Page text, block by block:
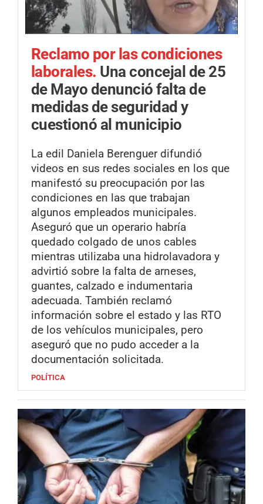
Reclamo por las condiciones
laborales. Una concejal de 25
de Mayo denunció falta de
medidas de seguridad y
cuestionó al municipio
La edil Daniela Berenguer difundió
videos en sus redes sociales en los que
manifestó su preocupación por las
condiciones en las que trabajan
algunos empleados municipales.
Aseguró que un operario habría
quedado colgado de unos cables
mientras utilizaba una hidrolavadora y
advirtió sobre la falta de arneses,
guantes, calzado e indumentaria
adecuada. También reclamó
información sobre el estado y las RTO
de los vehículos municipales, pero
aseguró que no pudo acceder a la
documentación solicitada.
POLÍTICA